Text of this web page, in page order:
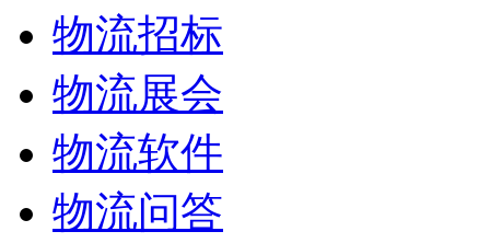
物流招标
物流展会
物流软件
物流问答